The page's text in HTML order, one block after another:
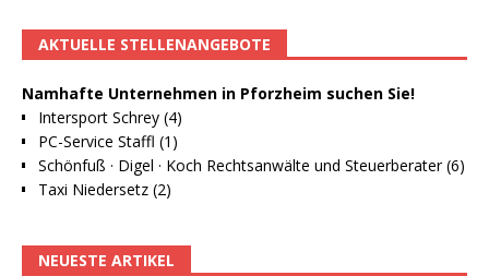
AKTUELLE STELLENANGEBOTE
Namhafte Unternehmen in Pforzheim suchen Sie!
Intersport Schrey (4)
PC-Service Staffl (1)
Schönfuß · Digel · Koch Rechtsanwälte und Steuerberater (6)
Taxi Niedersetz (2)
NEUESTE ARTIKEL